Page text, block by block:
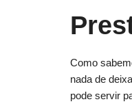
Como
nada de
pode servir